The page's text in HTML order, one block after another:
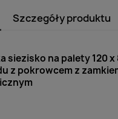
Szczegóły produktu
siezisko na palety 120 x
z pokrowcem z